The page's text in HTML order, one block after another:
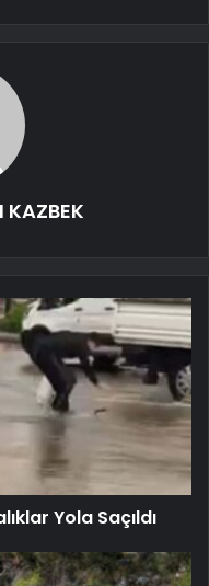
KAZBEK
Yola Saçıldı